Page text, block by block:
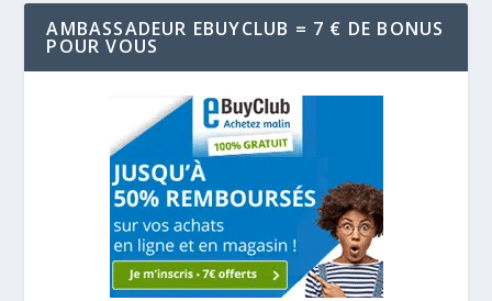
AMBASSADEUR EBUYCLUB = 7 € DE BONUS
POUR VOUS